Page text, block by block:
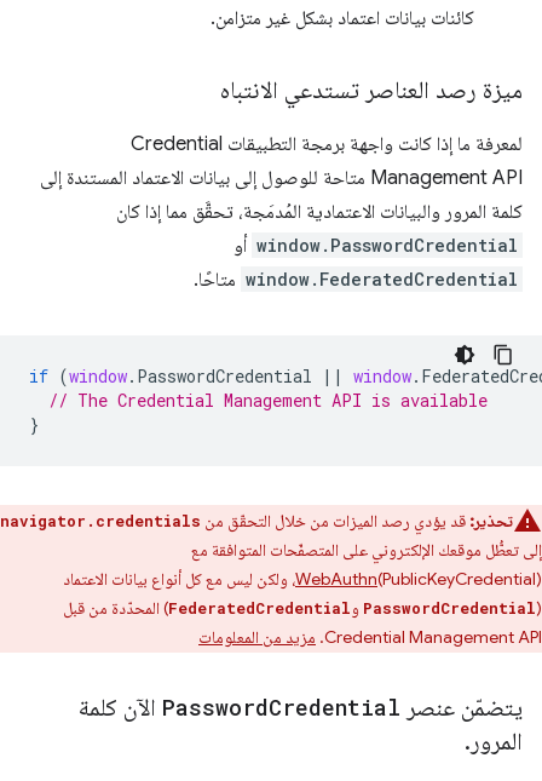
كائنات بيانات اعتماد بشكل غير متزامن.
ميزة رصد العناصر تستدعي الانتباه
لمعرفة ما إذا كانت واجهة برمجة التطبيقات Credential
Management API متاحة للوصول إلى بيانات الاعتماد المستندة إلى
كلمة المرور والبيانات الاعتمادية المُدمَجة، تحقَّق مما إذا كان
window.PasswordCredential أو
window.FederatedCredential متاحًا.
if (window. PasswordCredential || window.
// The Credential Management API is available
}
تحذير: قد يؤدي رصد الميزات من خلال التحقّق من navigator.credentials
إلى تعطُّل موقعك الإلكتروني على المتصفّحات المتوافقة مع
WebAuthn(PublicKeyCredential)، ولكن ليس مع كل أنواع بيانات الاعتماد
(
PasswordCredential وFederatedCredential) المحدّدة من قبل
Credential Management API. مزيد من المعلومات
يتضمّن عنصر PasswordCredential
الآن كلمة
المرور .